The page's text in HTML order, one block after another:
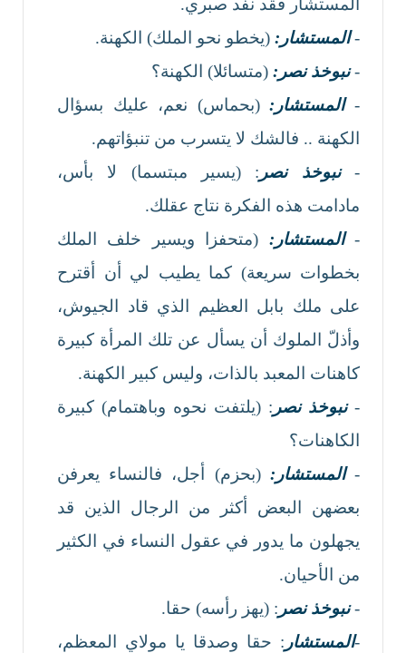
المستشار فقد نفد صبري.
-المستشار: (يخطو نحو الملك) الكهنة.
-نبوخذ نصر: (متسائلا) الكهنة؟
-المستشار:(بحماس) نعم، عليك بسؤال
الكهنة .. فالشك لا يتسرب من تنبؤاتهم.
-نبوخذ نصر : (يسير مبتسما) لا بأس،
مادامت هذه الفكرة نتاج عقلك.
-المستشار: (متحفزا ويسير خلف الملك
بخطوات سريعة) كما يطيب لي أن أقترح
على ملك بابل العظيم الذي قاد الجيوش،
وأذلّ الملوك أن يسأل عن تلك المرأة كبيرة
كاهنات المعبد بالذات، وليس كبير الكهنة.
-نبوخذ نصر : (يلتفت نحوه وباهتمام) كبيرة
الكاهنات؟
-المستشار: (بحزم) أجل، فالنساء يعرفن
بعضهن البعض أكثر من الرجال الذين قد
يجهلون ما يدور في عقول النساء في الكثير
من الأحيان.
-نبوخذ نصر : (يهز رأسه) حقا.
-المستشار : حقا وصدقا يا مولاي المعظم،